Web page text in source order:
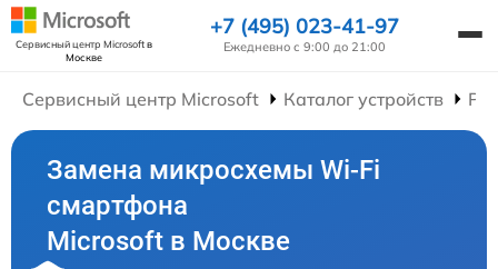
Сервисный центр Microsoftв
Москве
+7 (495) 023-41-97
Ежедневно с 9:00 до 21:00
Сервисный центр Microsoft Каталог устройств
Замена микросхемы Wi-Fi
смартфона
Microsoft в Москве